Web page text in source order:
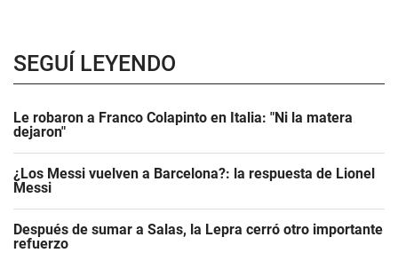
SEGUÍ LEYENDO
Le robaron a Franco Colapinto en Italia: "Ni la matera
dejaron"
¿Los Messi vuelven a Barcelona?: la respuesta de Lionel
Messi
Después de sumar a Salas, la Lepra cerró otro importante
refuerzo